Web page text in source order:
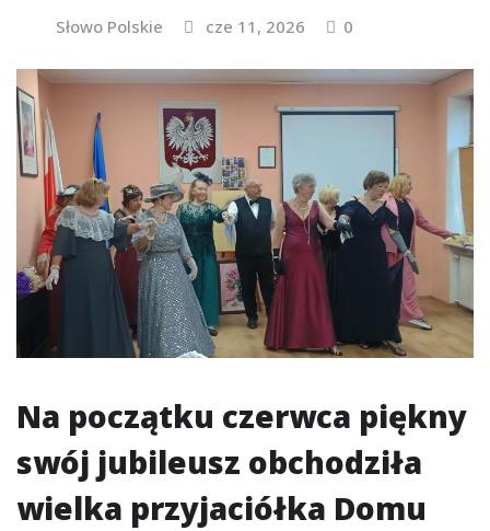
Słowo Polskie cze 11, 2026 0
Na początku czerwca piękny
swój jubileusz obchodziła
wielka przyjaciółka Domu